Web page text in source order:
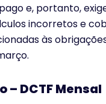
e, portanto,
incorretos e
às
– DCTF Mensal